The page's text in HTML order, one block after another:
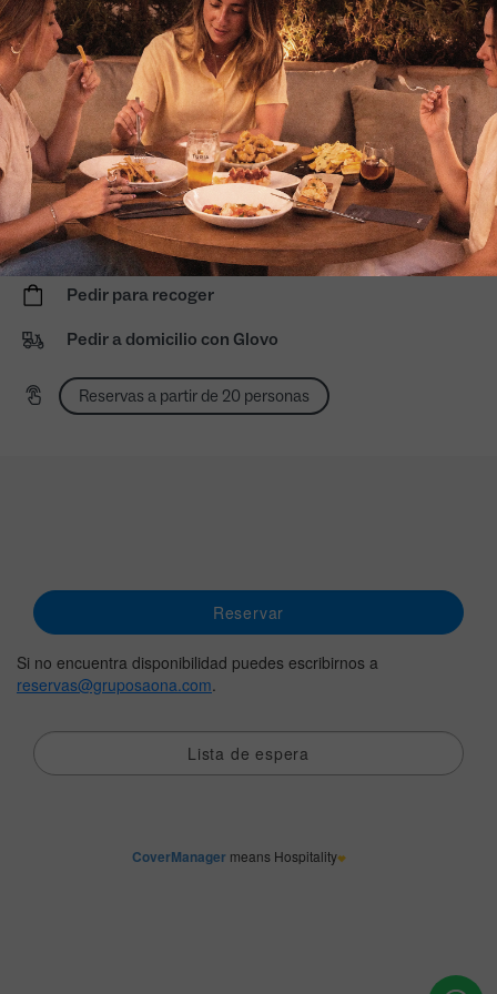
Reserva tu evento
Mediodía: 13:00 a 16:30
Noches domingo a miércoles: 20:00 a 23:30
Noches jueves a sábado: 20:00 a 0:00
Terraza exterior
Mascotas en terraza exterior
Accede a nuestras cartas adaptadas
Pedir para recoger
Pedir a domicilio con Glovo
Reservas a partir de 20 personas